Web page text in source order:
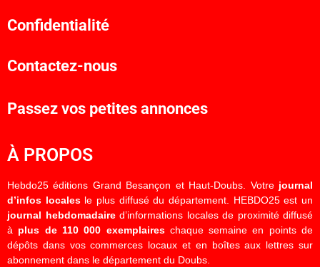
Confidentialité
Contactez-nous
Passez vos petites annonces
À PROPOS
Hebdo25 éditions Grand Besançon et Haut-Doubs. Votre journal
d’infos localesle plus diffusé du département. HEBDO25 est un
journal hebdomadaired’informations locales de proximité diffusé
à plus de 110 000 exemplaireschaque semaine en points de
dépôts dans vos commerces locaux et en boîtes aux lettres sur
abonnement dans le département du Doubs.